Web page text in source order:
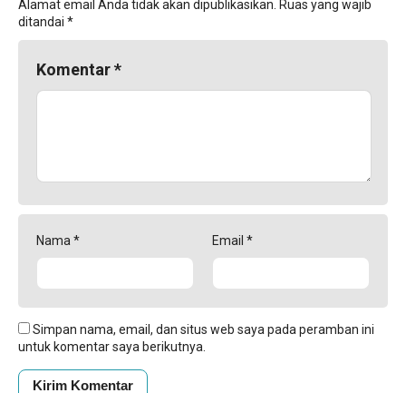
Alamat email Anda tidak akan dipublikasikan. Ruas yang wajib
ditandai *
Komentar*
Nama* Email *
Simpan nama, email, dan situs web saya pada peramban ini
untuk komentar saya berikutnya.